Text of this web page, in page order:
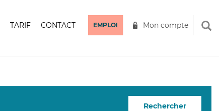
TARIF CONTACT EMPLOI Mon compte
Rechercher